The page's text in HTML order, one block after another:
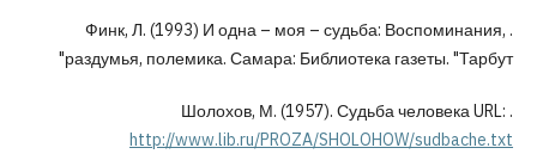
. Финк, Л. (1993) И одна – моя – судьба:
раздумья, полемика. Самара: Библиотека
http://www.lib.ru/PROZA/